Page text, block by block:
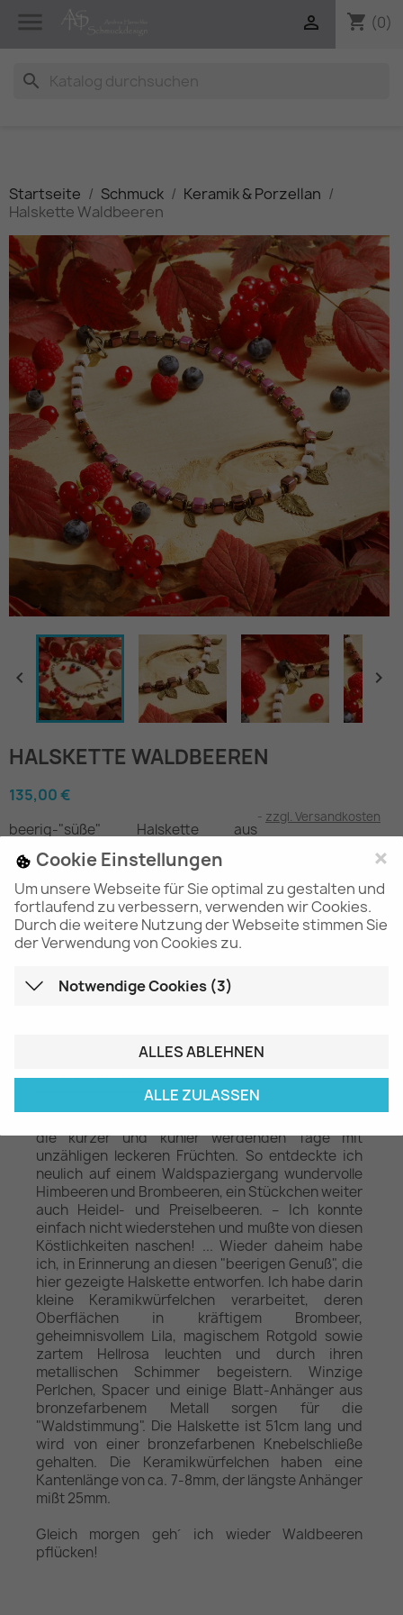
Cookie Einstellungen
Um unsere Webseite für Sie optimal zu gestalten und
fortlaufend zu verbessern, verwenden wir Cookies.
Durch die weitere Nutzung der Webseite stimmen Sie
der Verwendung von Cookies zu.
Notwendige Cookies (3)
×
ALLES ABLEHNEN
ALLE ZULASSEN
 shopping_cart (0)

search
Startseite Schmuck
Keramik & Porzellan
Halskette Waldbeeren
 
HALSKETTE WALDBEEREN
135,00 €
zzgl. Versandkosten
beerig-"süße" Halskette aus
und Knebelschließe, Länge ca. 51cm
Menge
 IN DEN WARENKORB
Beschreibung Artikeldetails
die kürzer und kühler werdenden Tage mit
unzähligen leckeren Früchten. So entdeckte ich
neulich auf einem Waldspaziergang wundervolle
Himbeeren und Brombeeren, ein Stückchen weiter
auch Heidel- und Preiselbeeren. – Ich konnte
einfach nicht wiederstehen und mußte von diesen
Köstlichkeiten naschen! ... Wieder daheim habe
ich, in Erinnerung an diesen "beerigen Genuß", die
hier gezeigte Halskette entworfen. Ich habe darin
kleine Keramikwürfelchen verarbeitet, deren
Oberflächen in kräftigem Brombeer,
geheimnisvollem Lila, magischem Rotgold sowie
zartem Hellrosa leuchten und durch ihren
metallischen Schimmer begeistern. Winzige
Perlchen, Spacer und einige Blatt-Anhänger aus
bronzefarbenem Metall sorgen für die
"Waldstimmung". Die Halskette ist 51cm lang und
wird von einer bronzefarbenen Knebelschließe
gehalten. Die Keramikwürfelchen haben eine
Kantenlänge von ca. 7-8mm, der längste Anhänger
mißt 25mm.
Gleich morgen geh´ ich wieder Waldbeeren
pflücken!